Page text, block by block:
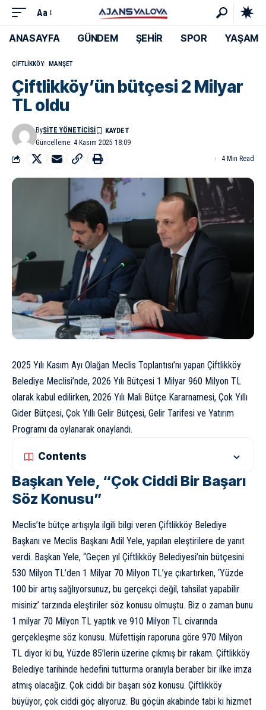
Aa
ANASAYFA GÜNDEM ŞEHİR SPOR YAŞAM
ÇIFTLIKKÖY MANŞET
Çiftlikköy’ün bütçesi 2 Milyar
TL oldu
Güncelleme: 4 Kasım 2025 18:09
BySITE YÖNETICISI
4 Min Read
2025 Yılı Kasım Ayı Olağan Meclis Toplantısı’nı yapan Çiftlikköy
Belediye Meclisi’nde, 2026 Yılı Bütçesi 1 Milyar 960 Milyon TL
olarak kabul edilirken, 2026 Yılı Mali Bütçe Kararnamesi, Çok Yıllı
Gider Bütçesi, Çok Yıllı Gelir Bütçesi, Gelir Tarifesi ve Yatırım
Programı da oylanarak onaylandı.
Contents
Başkan Yele, “Çok Ciddi Bir Başarı
Söz Konusu”
Meclis’te bütçe artışıyla ilgili bilgi veren Çiftlikköy Belediye
Başkanı ve Meclis Başkanı Adil Yele, yapılan eleştirilere de yanıt
verdi. Başkan Yele, “Geçen yıl Çiftlikköy Belediyesi’nin bütçesini
530 Milyon TL’den 1 Milyar 70 Milyon TL’ye çıkartırken, ‘Yüzde
100 bir artış sağlıyorsunuz, bu gerçekçi değil, tahsilat yapabilir
misiniz’ tarzında eleştiriler söz konusu olmuştu. Biz o zaman bunu
1 milyar 70 Milyon TL yaptık ve 910 Milyon TL civarında
gerçekleşme söz konusu. Müfettişin raporuna göre 970 Milyon
TL diyor ki bu, Yüzde 85’lerin üzerine çıkmış bir rakam. Çiftlikköy
Belediye tarihinde hedefini tutturma oranıyla beraber bir ilke imza
atmış olacağız. Çok ciddi bir başarı söz konusu. Çiftlikköy
büyüyor, çok ciddi göç alıyoruz. Bu göçün akabinde tabi ki hizmet